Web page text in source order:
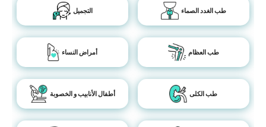
التجميل طب الغدد الصماء
أمراض النساء طب العظام
أطفال الأنابيب و الخصوبة طب الكلى